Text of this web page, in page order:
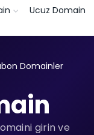
Ucuz Domain
Domainler
girin ve